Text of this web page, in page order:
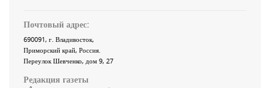
Почтовый адрес:
690091, г. Владивосток,
Приморский край, Россия.
Переулок Шевченко, дом 9, 27
Редакция газеты